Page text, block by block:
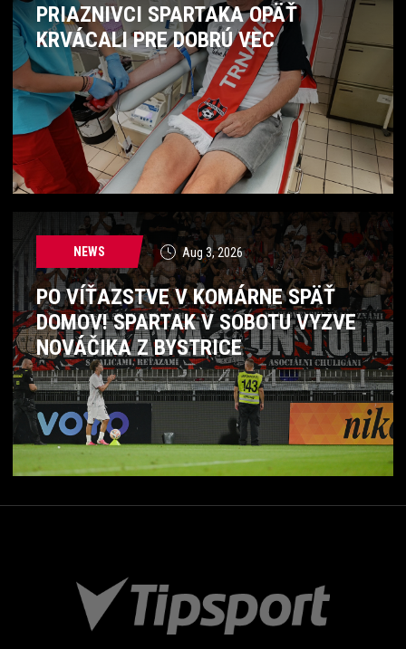
PRIAZNIVCI SPARTAKA OPÄŤ
KRVÁCALI PRE DOBRÚ VEC
NEWS Aug 3, 2026
PO VÍŤAZSTVE V KOMÁRNE SPÄŤ
DOMOV! SPARTAK V SOBOTU VYZVE
NOVÁČIKA Z BYSTRICE